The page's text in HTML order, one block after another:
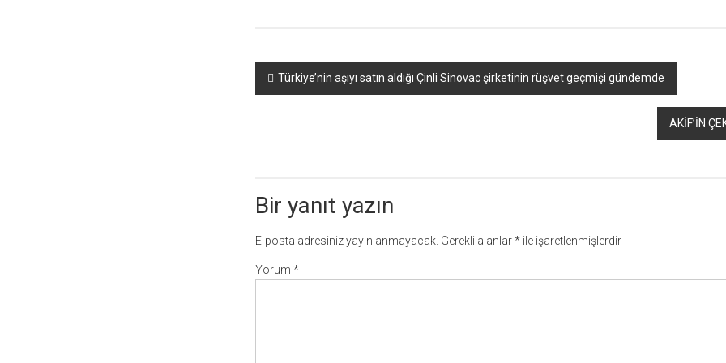
Yazı
dolaşımı
Türkiye’nin aşıyı satın aldığı Çinli Sinovac şirketinin rüşvet geçmişi gündemde
AKİF’İN
Bir yanıt yazın
E-posta adresiniz yayınlanmayacak. Gerekli alanlar*ile işaretlenmişlerdir
Yorum *